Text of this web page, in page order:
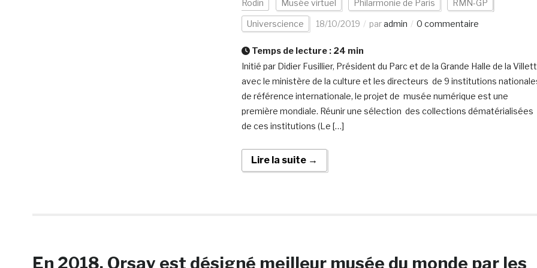
Rodin Musée virtuel Philarmonie de Paris RMN-GP
Universcience 18/10/2019 paradmin 0 commentaire
Temps de lecture : 24 min
Initié par Didier Fusillier, Président du Parc et de la Grande Halle de la
avec le ministère de la culture et les directeurs de 9 institutions
de référence internationale, le projet de musée numérique est une
première mondiale. Réunir une sélection des collections dématérialisées
de ces institutions (Le […]
Lire la suite →
En 2018, Orsay est désigné meilleur musée du monde par les